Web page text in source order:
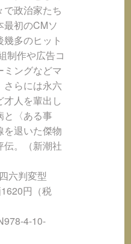
政治家たち
最初のCMソ
多のヒット
制作や広告コ
ミングなどマ
さらには永六
人を輩出し
と〈ある事
を退いた傑物
伝。（新潮社
六判変型
円（税
4-10-